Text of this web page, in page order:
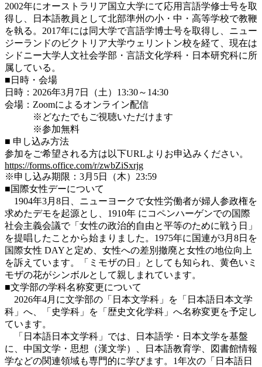
2002年にオーストラリア国立大学にて応用言語学修士号を取
得し、日本語教員として北部準州の小・中・高等学校で教鞭
を執る。2017年には同大学で言語学博士号を取得し、ニュー
ジーランドのビクトリア大学ウェリントン校を経て、現在は
シドニー大学人文社会学部・言語文化学科・日本研究科に所
属している。
■日時・会場
日時：2026年3月7日（土）13:30～14:30
会場：Zoomによるオンライン配信
※どなたでもご視聴いただけます
※参加無料
■ 申し込み方法
参加をご希望される方は以下URLよりお申込みください。
https://forms.office.com/r/zwbZiSxrjg
※申し込み期限：3月5日（木）23:59
■国際女性デーについて
1904年3月8日、ニューヨークで女性労働者が婦人参政権を
求めたデモを起源とし、1910年 にコペンハーゲンでの国際
社会主義会議で「女性の政治的自由と平等のために戦う日」
を提唱したことから始まりました。1975年に国連が3月8日を
国際女性 DAYと定め、女性への差別撤廃と女性の地位向上
を訴えています。「ミモザの日」としても知られ、黄色いミ
モザの花がシンボルとして親しまれています。
■文学部の学科名称変更について
2026年4月に文学部の「日本文学科」を「日本語日本文学
科」へ、「史学科」を「歴史文化学科」へ名称変更を予定し
ています。
「日本語日本文学科」では、日本語学・日本文学を基盤
に、中国文学・思想（漢文学）、日本語教育学、図書館情報
学などの関連領域も専門的に学びます。1年次の「日本語日